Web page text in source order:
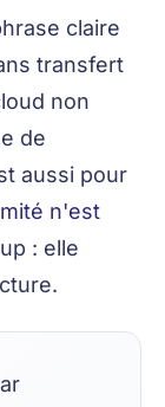
claire
transfert
non
de
aussi pour
n'est
: elle